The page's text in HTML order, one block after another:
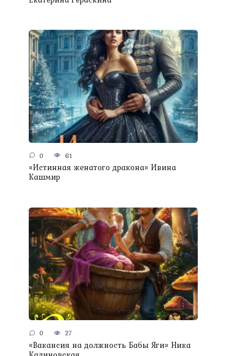
0 61
«Истинная женатого дракона» Ивина
Кашмир
0 27
«Вакансия на должность Бабы Яги» Ника